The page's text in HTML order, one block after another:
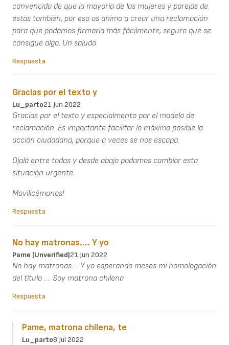
convencida de que la mayoría de las mujeres y parejas de
éstas también, por eso os animo a crear una reclamación
para que podamos firmarla más fácilmente, seguro que se
consigue algo. Un saludo
Respuesta
Gracias por el texto y
Lu_parto21 Jun 2022
Gracias por el texto y especialmento por el modelo de
reclamación. Es importante facilitar lo máximo posible la
acción ciudadana, porque a veces se nos escapa.
Ojalá entre todas y desde abajo podamos cambiar esta
situación urgente.
Movilicémonos!
Respuesta
No hay matronas…. Y yo
Pame (unverified)21 Jun 2022
No hay matronas…. Y yo esperando meses mi homologación
del título …. Soy matrona chilena
Respuesta
Pame, matrona chilena, te
Lu_parto8 Jul 2022